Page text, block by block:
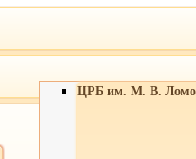
ЦРБ им. М. В.